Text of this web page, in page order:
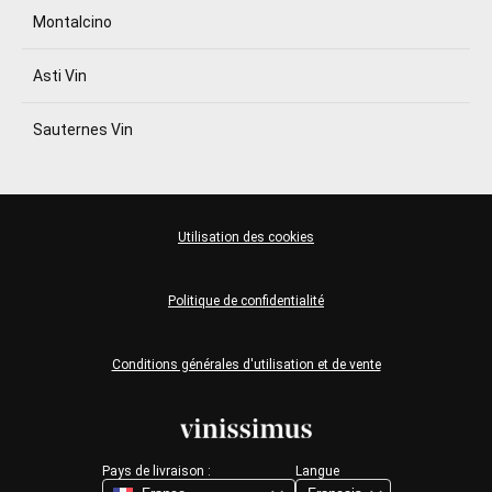
Montalcino
Asti Vin
Sauternes Vin
Pays de livraison : Langue
Conditions générales d'utilisation et de vente
Politique de confidentialité
Utilisation des cookies